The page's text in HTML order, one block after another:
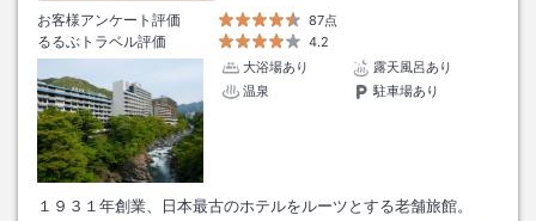
お客様アンケート評価
87点
るるぶトラベル評価
4.2
大浴場あり
露天風呂あり
温泉
駐車場あり
１９３１年創業、日本最古のホテルをルーツとする老舗旅館。